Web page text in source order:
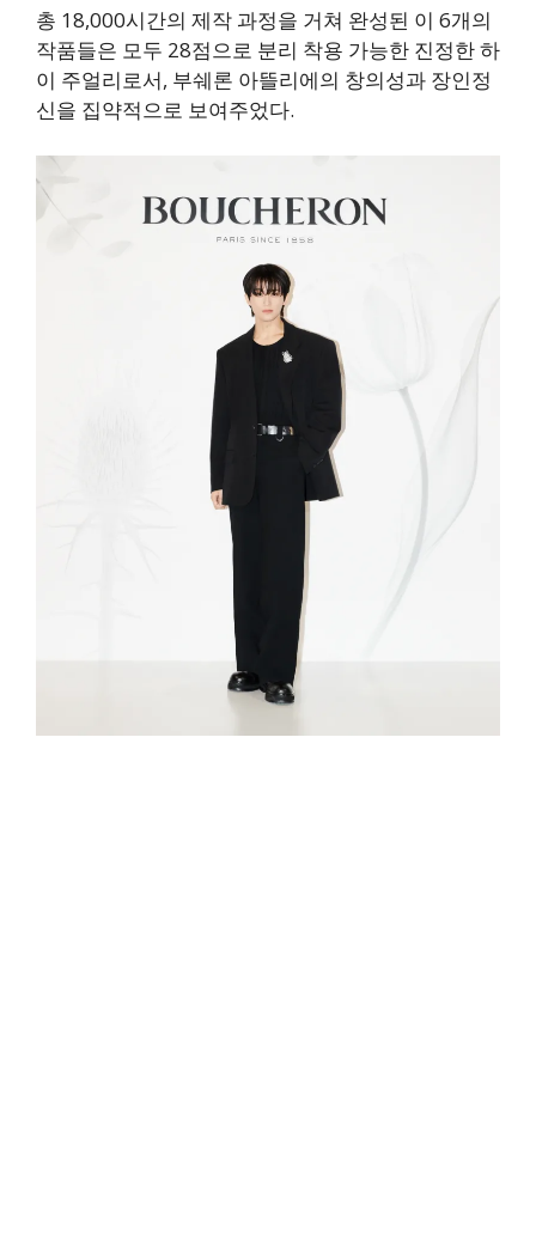
총 18,000시간의 제작 과정을 거쳐 완성된 이 6개의
작품들은 모두 28점으로 분리 착용 가능한 진정한 하
이 주얼리로서, 부쉐론 아뜰리에의 창의성과 장인정
신을 집약적으로 보여주었다.